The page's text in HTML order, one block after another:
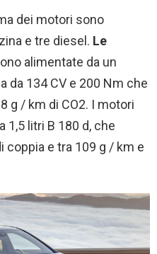
dei motori sono
e tre diesel. Le
alimentate da un
da 134 CV e 200 Nm che
g / km di CO2. I motori
1,5 litri B 180 d, che
coppia e tra 109 g / km e